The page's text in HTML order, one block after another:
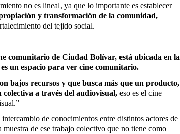
no es lineal, ya que lo importante es establecer
y transformación de la comunidad,
del tejido social.
comunitario de Ciudad Bolívar, está ubicada en la
un espacio para ver cine comunitario.
bajos recursos y que busca más que un producto,
a través del audiovisual, eso es el cine
intercambio de conocimientos entre distintos actores de
de ese trabajo colectivo que no tiene como